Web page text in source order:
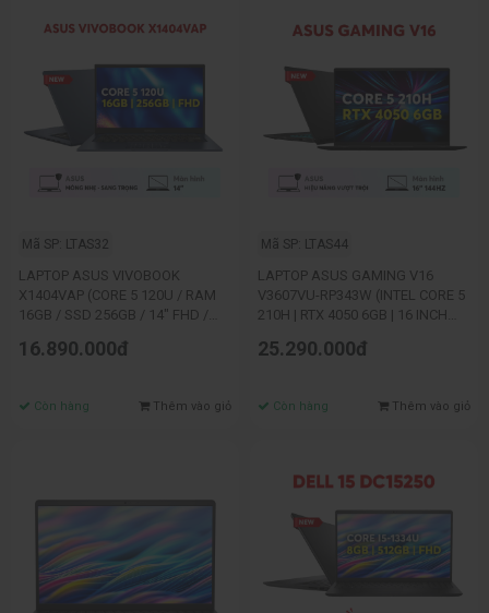
Mã SP: LTAS32
LAPTOP ASUS VIVOBOOK
X1404VAP (CORE 5 120U / RAM
16GB / SSD 256GB / 14" FHD /
16.890.000đ
Còn hàng Thêm vào giỏ
Mã SP: LTAS44
LAPTOP ASUS GAMING V16
V3607VU-RP343W (INTEL CORE 5
210H | RTX 4050 6GB | 16 INCH
WIN 11 | ĐEN)
25.290.000đ
Còn hàng Thêm vào giỏ